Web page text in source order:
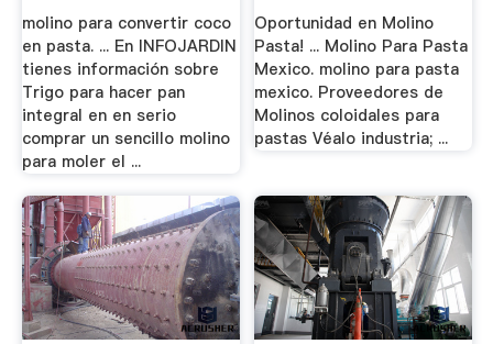
molino para convertir coco
en pasta. ... En INFOJARDIN
tienes información sobre
Trigo para hacer pan
integral en en serio
comprar un sencillo molino
para moler el ...
Oportunidad en Molino
Pasta! ... Molino Para Pasta
Mexico. molino para pasta
mexico. Proveedores de
Molinos coloidales para
pastas Véalo industria; ...